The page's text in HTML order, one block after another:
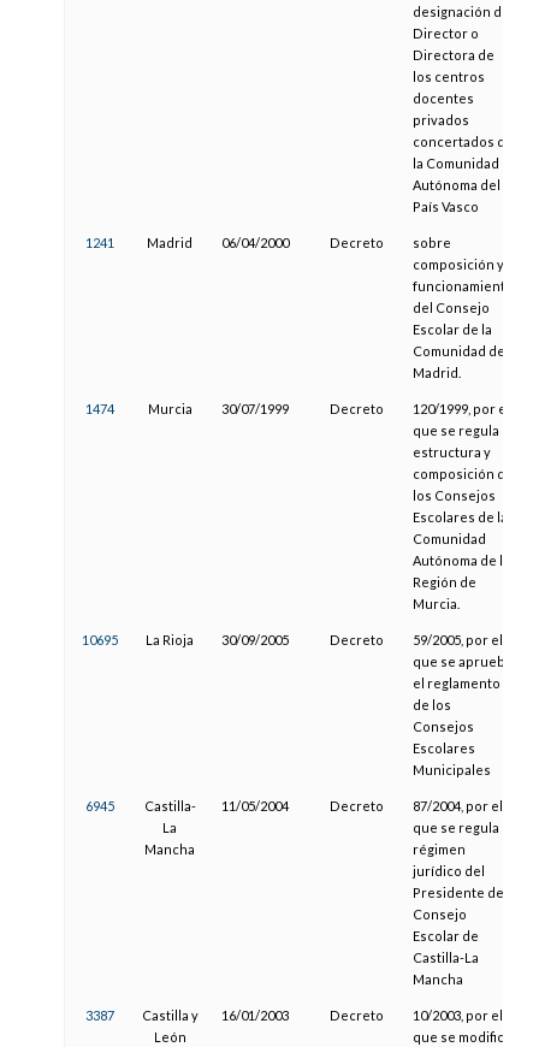
designación del
Director o
Directora de
los centros
docentes
privados
concertados de
la Comunidad
Autónoma del
País Vasco
1241 Madrid 06/04/2000 Decreto
sobre
composición y
funcionamiento
del Consejo
Escolar de la
Comunidad de
Madrid.
1474 Murcia 30/07/1999 Decreto
120/1999, por el
que se regula la
estructura y
composición de
los Consejos
Escolares de la
Comunidad
Autónoma de la
Región de
Murcia.
10695 La Rioja 30/09/2005 Decreto
59/2005, por el
que se aprueba
el reglamento
de los
Consejos
Escolares
Municipales
6945
Castilla-
La
Mancha
11/05/2004 Decreto
87/2004, por el
que se regula el
régimen
jurídico del
Presidente del
Consejo
Escolar de
Castilla-La
Mancha
3387
Castilla y
León
16/01/2003 Decreto
10/2003, por el
que se modifica